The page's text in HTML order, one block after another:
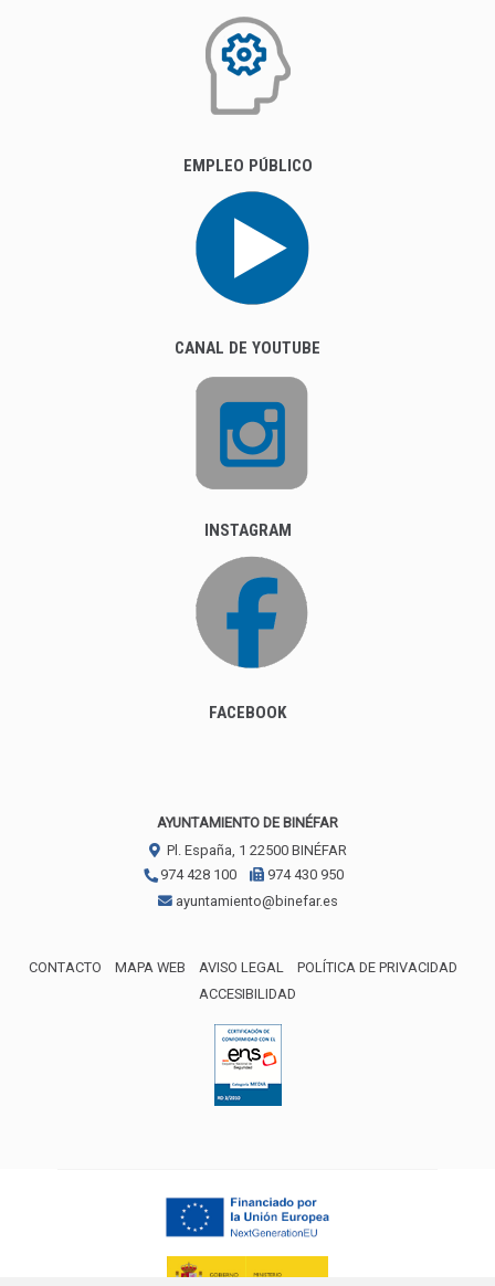
EMPLEO PÚBLICO
CANAL DE YOUTUBE
INSTAGRAM
FACEBOOK
AYUNTAMIENTO DE BINÉFAR
Pl. España, 1 22500 BINÉFAR
974 428 100
974 430 950
ayuntamiento@binefar.es
CONTACTO MAPA WEB AVISO LEGAL
POLÍTICA DE PRIVACIDAD
ACCESIBILIDAD